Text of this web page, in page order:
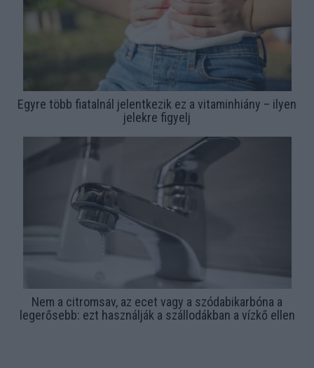
Egyre több fiatalnál jelentkezik ez a vitaminhiány – ilyen
jelekre figyelj
Nem a citromsav, az ecet vagy a szódabikarbóna a
legerősebb: ezt használják a szállodákban a vízkő ellen